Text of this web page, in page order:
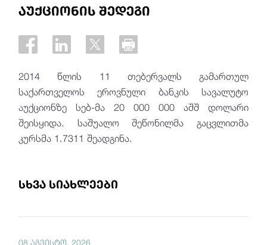
აუქციონის შედეგი
2014 წლის 11 თებერვალს გამართულ
საქართველოს ეროვნული ბანკის სავალუტო
აუქციონზე სებ-მა 20 000 000 აშშ დოლარი
შეისყიდა. საშუალო შეწონილმა გაცვლითმა
კურსმა 1.7311 შეადგინა.
სხვა სიახლეები
08 აგვისტო, 2026